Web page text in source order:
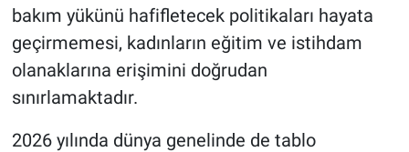
bakım yükünü hafifletecek politikaları hayata
geçirmemesi, kadınların eğitim ve istihdam
olanaklarına erişimini doğrudan
sınırlamaktadır.
2026 yılında dünya genelinde de tablo